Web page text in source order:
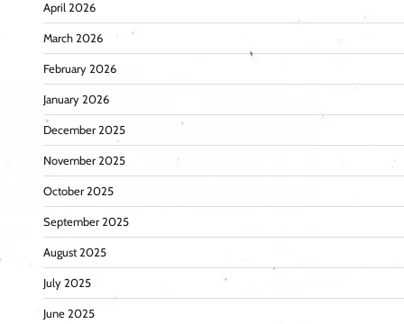
April 2026
March 2026
February 2026
January 2026
December 2025
November 2025
October 2025
September 2025
August 2025
July 2025
June 2025